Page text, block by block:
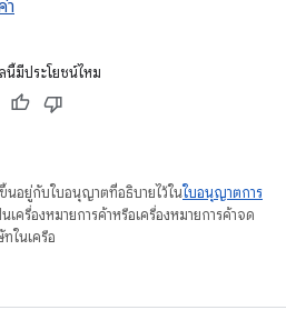
า
นี้มีประโยชน์ไหม
นอยู่กับใบอนุญาตที่อธิบายไว้ในใบอนุญาตการ
ครื่องหมายการค้าหรือเครื่องหมายการค้าจด
ในเครือ